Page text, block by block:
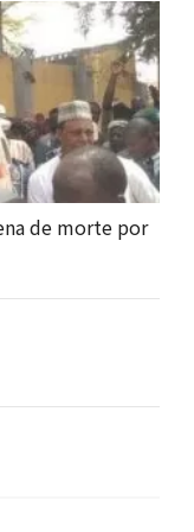
de morte por